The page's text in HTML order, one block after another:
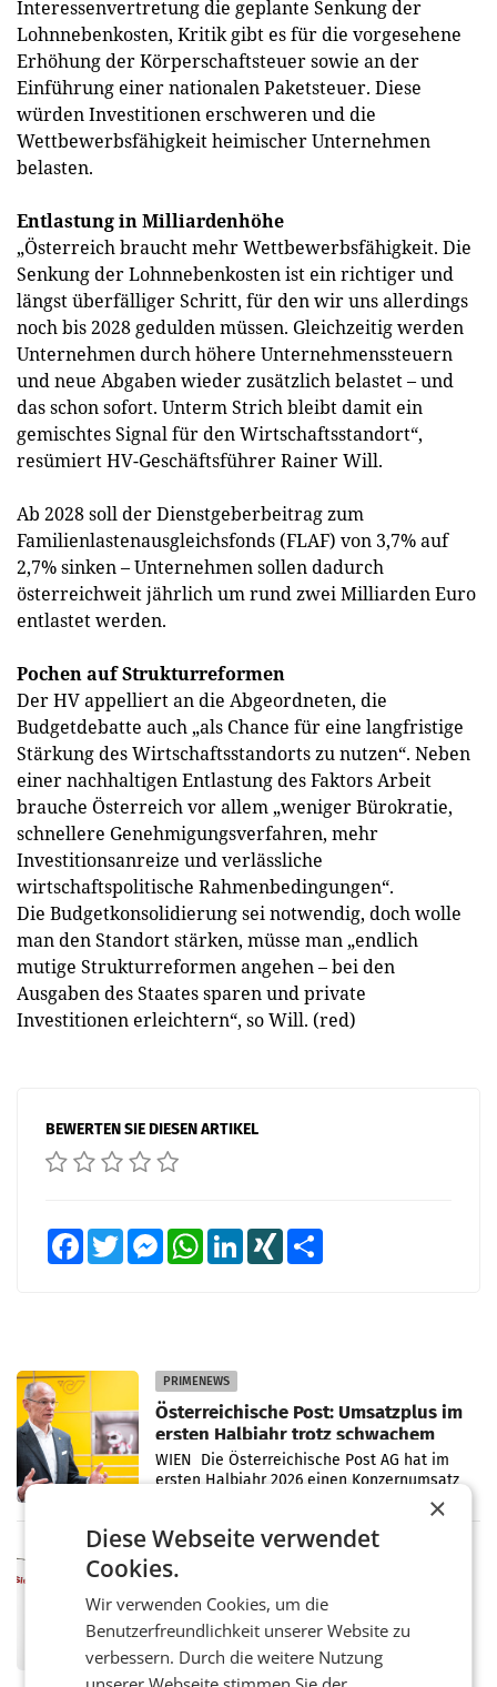
Interessenvertretung die geplante Senkung der
Lohnnebenkosten, Kritik gibt es für die vorgesehene
Erhöhung der Körperschaftsteuer sowie an der
Einführung einer nationalen Paketsteuer. Diese
würden Investitionen erschweren und die
Wettbewerbsfähigkeit heimischer Unternehmen
belasten.
Entlastung in Milliardenhöhe
„Österreich braucht mehr Wettbewerbsfähigkeit. Die
Senkung der Lohnnebenkosten ist ein richtiger und
längst überfälliger Schritt, für den wir uns allerdings
noch bis 2028 gedulden müssen. Gleichzeitig werden
Unternehmen durch höhere Unternehmenssteuern
und neue Abgaben wieder zusätzlich belastet – und
das schon sofort. Unterm Strich bleibt damit ein
gemischtes Signal für den Wirtschaftsstandort“,
resümiert HV-Geschäftsführer Rainer Will.
Ab 2028 soll der Dienstgeberbeitrag zum
Familienlastenausgleichsfonds (FLAF) von 3,7% auf
2,7% sinken – Unternehmen sollen dadurch
österreichweit jährlich um rund zwei Milliarden Euro
entlastet werden.
Pochen auf Strukturreformen
Der HV appelliert an die Abgeordneten, die
Budgetdebatte auch „als Chance für eine langfristige
Stärkung des Wirtschaftsstandorts zu nutzen“. Neben
einer nachhaltigen Entlastung des Faktors Arbeit
brauche Österreich vor allem „weniger Bürokratie,
schnellere Genehmigungsverfahren, mehr
Investitionsanreize und verlässliche
wirtschaftspolitische Rahmenbedingungen“.
Die Budgetkonsolidierung sei notwendig, doch wolle
man den Standort stärken, müsse man „endlich
mutige Strukturreformen angehen – bei den
Ausgaben des Staates sparen und private
Investitionen erleichtern“, so Will. (red)
BEWERTEN SIE DIESEN ARTIKEL
FacebookTwitter MessengerWhatsAppLinkedInXING
PRIMENEWS
Österreichische Post: Umsatzplus im
ersten Halbjahr trotz schwachem
Briefgeschäft
WIEN Die Österreichische Post AG hat im
ersten Halbjahr 2026 einen Konzernumsatz
von 1.544,0 Mio. EUR erwirtschaftet, was
einem Plus von 3,8 Prozent gegenüber dem
Vergleichszeitraum
MARKETING & MEDIA
ProSiebenSat.1 spart und macht
überraschend viel Gewinn
UNTERFÖHRING/MAILAND/AMSTERDAM. Der
Fernsehkonzern ProSiebenSat.1 hat im
Frühjahr dank Kostensenkungen operativ
wieder Gewinn gemacht und die
×
Diese Webseite verwendet
Cookies.
Wir verwenden Cookies, um die
Benutzerfreundlichkeit unserer Website zu
verbessern. Durch die weitere Nutzung